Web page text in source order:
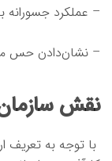
– عملکرد
– نشان‌دادن حس
نقش
با توجه به تعریف